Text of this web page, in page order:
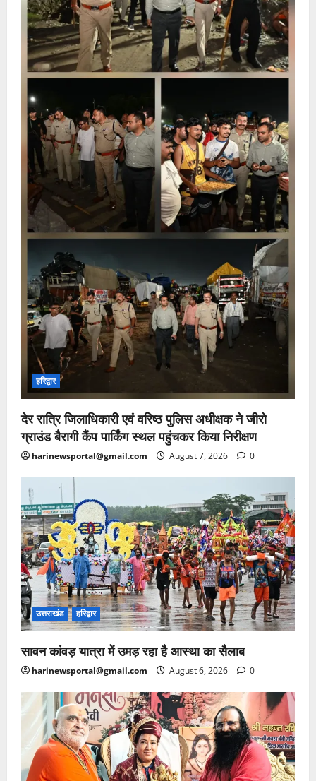
हरिद्वार
देर रात्रि जिलाधिकारी एवं वरिष्ठ पुलिस अधीक्षक ने जीरो
ग्राउंड बैरागी कैंप पार्किंग स्थल पहुंचकर किया निरीक्षण
harinewsportal@gmail.com August 7, 2026 0
उत्तराखंड हरिद्वार
सावन कांवड़ यात्रा में उमड़ रहा है आस्था का सैलाब
harinewsportal@gmail.com August 6, 2026 0